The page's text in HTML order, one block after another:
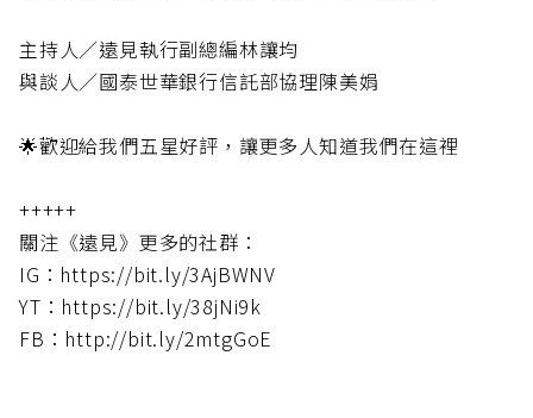
主持人／遠見執行副總編林讓均
與談人／國泰世華銀行信託部協理陳美娟
🌟歡迎給我們五星好評，讓更多人知道我們在這裡
+++++
關注《遠見》更多的社群：
IG：https://bit.ly/3AjBWNV
YT：https://bit.ly/38jNi9k
FB：http://bit.ly/2mtgGoE